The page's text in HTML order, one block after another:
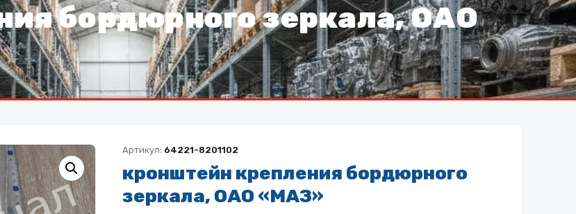
бордюрного зеркала, ОАО
Артикул: 64221-8201102
кронштейн крепления бордюрного
зеркала, ОАО «МАЗ»